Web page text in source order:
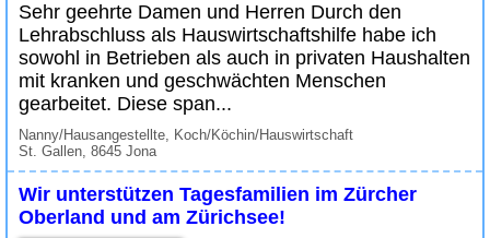
Sehr geehrte Damen und Herren Durch den
Lehrabschluss als Hauswirtschaftshilfe habe ich
sowohl in Betrieben als auch in privaten Haushalten
mit kranken und geschwächten Menschen
gearbeitet. Diese span...
Nanny/Hausangestellte, Koch/Köchin/Hauswirtschaft
St. Gallen, 8645 Jona
Wir unterstützen Tagesfamilien im Zürcher
Oberland und am Zürichsee!